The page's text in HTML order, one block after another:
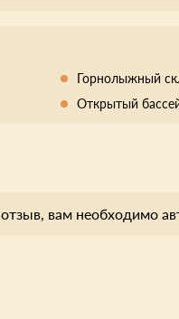
Горнолыжный
Открытый
вам необходимо